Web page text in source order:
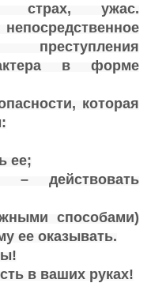
страх, ужас.
в форме
которая
ее;
– действовать
способами)
ее оказывать.
в ваших руках!